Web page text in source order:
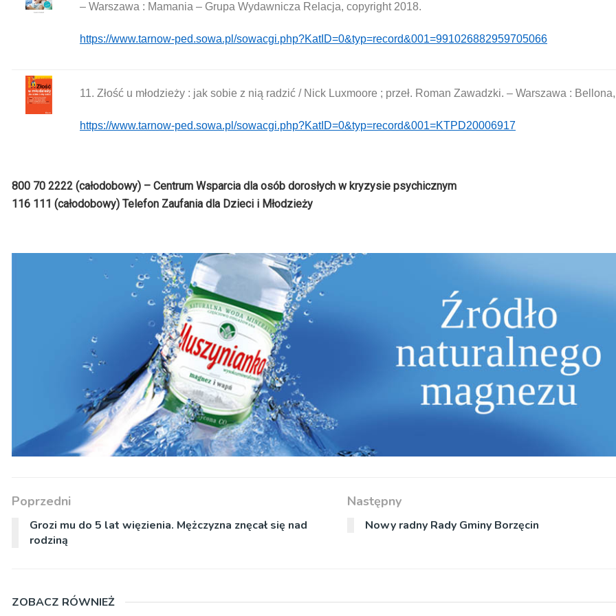
– Warszawa : Mamania – Grupa Wydawnicza Relacja, copyright 2018.
https://www.tarnow-ped.sowa.pl/sowacgi.php?KatID=0&typ=record&001=991026882959705066
11. Złość u młodzieży : jak sobie z nią radzić / Nick Luxmoore ; przeł. Roman Zawadzki. – Warszawa :
https://www.tarnow-ped.sowa.pl/sowacgi.php?KatID=0&typ=record&001=KTPD20006917
800 70 2222 (całodobowy) – Centrum Wsparcia dla osób dorosłych w kryzysie psychicznym
116 111 (całodobowy) Telefon Zaufania dla Dzieci i Młodzieży
Poprzedni
Grozi mu do 5 lat więzienia. Mężczyzna znęcał się nad
rodziną
Następny
Nowy radny Rady Gminy Borzęcin
ZOBACZ RÓWNIEŻ